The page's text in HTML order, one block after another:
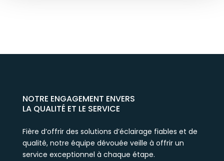
NOTRE ENGAGEMENT ENVERS
LA QUALITÉ ET LE SERVICE
Fière d’offrir des solutions d’éclairage fiables et de
qualité, notre équipe dévouée veille à offrir un
service exceptionnel à chaque étape.